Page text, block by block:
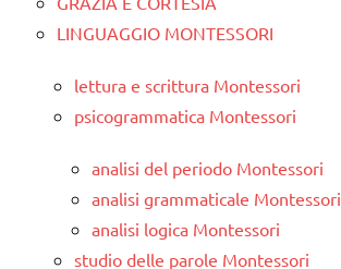
LINGUAGGIO MONTESSORI
lettura e scrittura Montessori
psicogrammatica Montessori
analisi del periodo Montessori
analisi grammaticale Montessori
analisi logica Montessori
studio delle parole Montessori